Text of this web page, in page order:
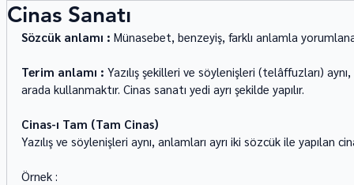
Cinas Sanatı
Sözcük anlamı : Münasebet, benzeyiş, farklı anlamla
Terim anlamı : Yazılış şekilleri ve söylenişleri (telâffuzları)
arada kullanmaktır. Cinas sanatı yedi ayrı şekilde yapılır.
Cinas-ı Tam (Tam Cinas)
Yazılış ve söylenişleri aynı, anlamları ayrı iki sözcük ile yapılan
Örnek :